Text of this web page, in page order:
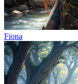
Fiona